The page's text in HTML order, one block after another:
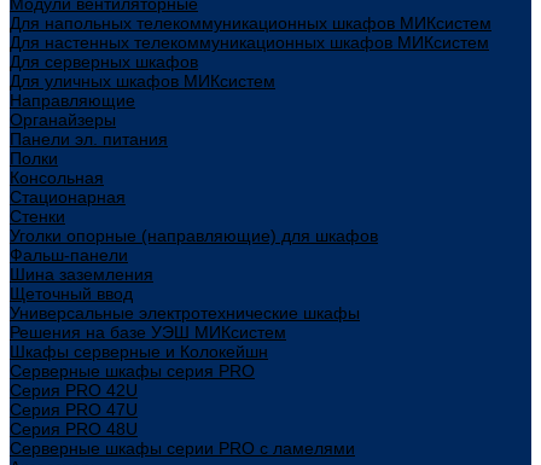
Для напольных телекоммуникационных шкафов МИКсистем
Для настенных телекоммуникационных шкафов МИКсистем
Для серверных шкафов
Для уличных шкафов МИКсистем
Направляющие
Органайзеры
Панели эл. питания
Полки
Консольная
Стационарная
Стенки
Уголки опорные (направляющие) для шкафов
Фальш-панели
Шина заземления
Щеточный ввод
Универсальные электротехнические шкафы
Решения на базе УЭШ МИКсистем
Шкафы серверные и Колокейшн
Серверные шкафы серия PRO
Серия PRO 42U
Серия PRO 47U
Серия PRO 48U
Серверные шкафы серии PRO с ламелями